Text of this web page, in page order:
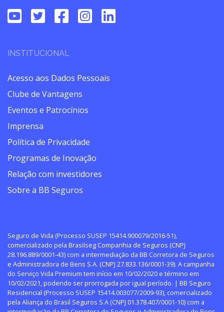
INSTITUCIONAL
Acesso aos Dados Pessoais
Clube de Vantagens
Eventos e Patrocínios
Imprensa
Política de Privacidade
Programas de Inovação
Relação com investidores
Sobre a BB Seguros
Seguro de Vida (Processo SUSEP 15414.900079/2016-51),
comercializado pela Brasilseg Companhia de Seguros (CNPJ
28.196.889/0001-43) com a intermediação da BB Corretora de Seguros
e Administradora de Bens S.A. (CNPJ 27.833.136/0001-39). A campanha
do Serviço Vida Premium tem início em 10/02/2020 e término em
10/02/2021, podendo ser prorrogada por igual período. | BB Seguro
Residencial (Processo SUSEP 15414.003077/2009-93), comercializado
pela Aliança do Brasil Seguros S.A (CNPJ 01.378.407/0001-10) com a